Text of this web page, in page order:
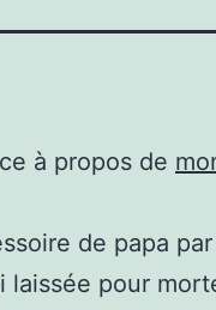
à propos de
de papa
laissée pour